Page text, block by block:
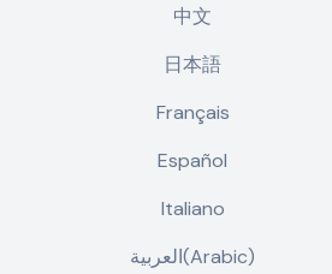
中文
日本語
Français
Español
Italiano
العربية(Arabic)